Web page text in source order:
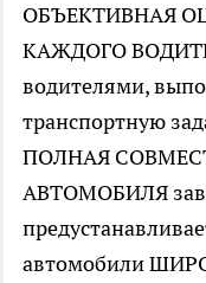
ОБЪЕКТИВНАЯ
КАЖДОГО
водителями,
транспортную
ПОЛНАЯ
АВТОМОБИЛЯ
автомобили